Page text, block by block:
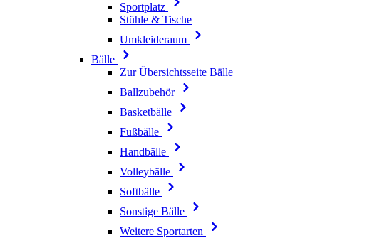
Sportplatz
Stühle & Tische
Umkleideraum
Bälle
Zur Übersichtsseite Bälle
Ballzubehör
Basketbälle
Fußbälle
Handbälle
Volleybälle
Softbälle
Sonstige Bälle
Weitere Sportarten